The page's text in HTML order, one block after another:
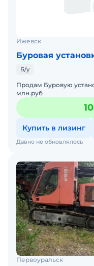
Ижевск
Буровая
Б/у
Продам Буровую
млн.руб
Купить в лизинг
Давно не обновлялось
Первоуральск